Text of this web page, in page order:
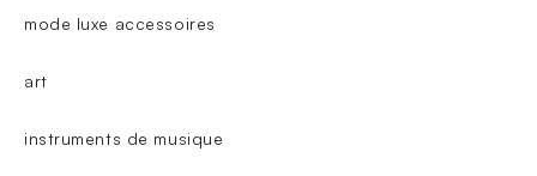
mode luxe accessoires
art
instruments de musique